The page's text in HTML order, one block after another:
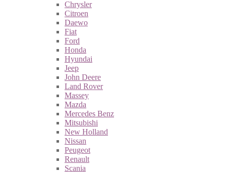
Chrysler
Citroen
Daewo
Fiat
Ford
Honda
Hyundai
Jeep
John Deere
Land Rover
Massey
Mazda
Mercedes Benz
Mitsubishi
New Holland
Nissan
Peugeot
Renault
Scania